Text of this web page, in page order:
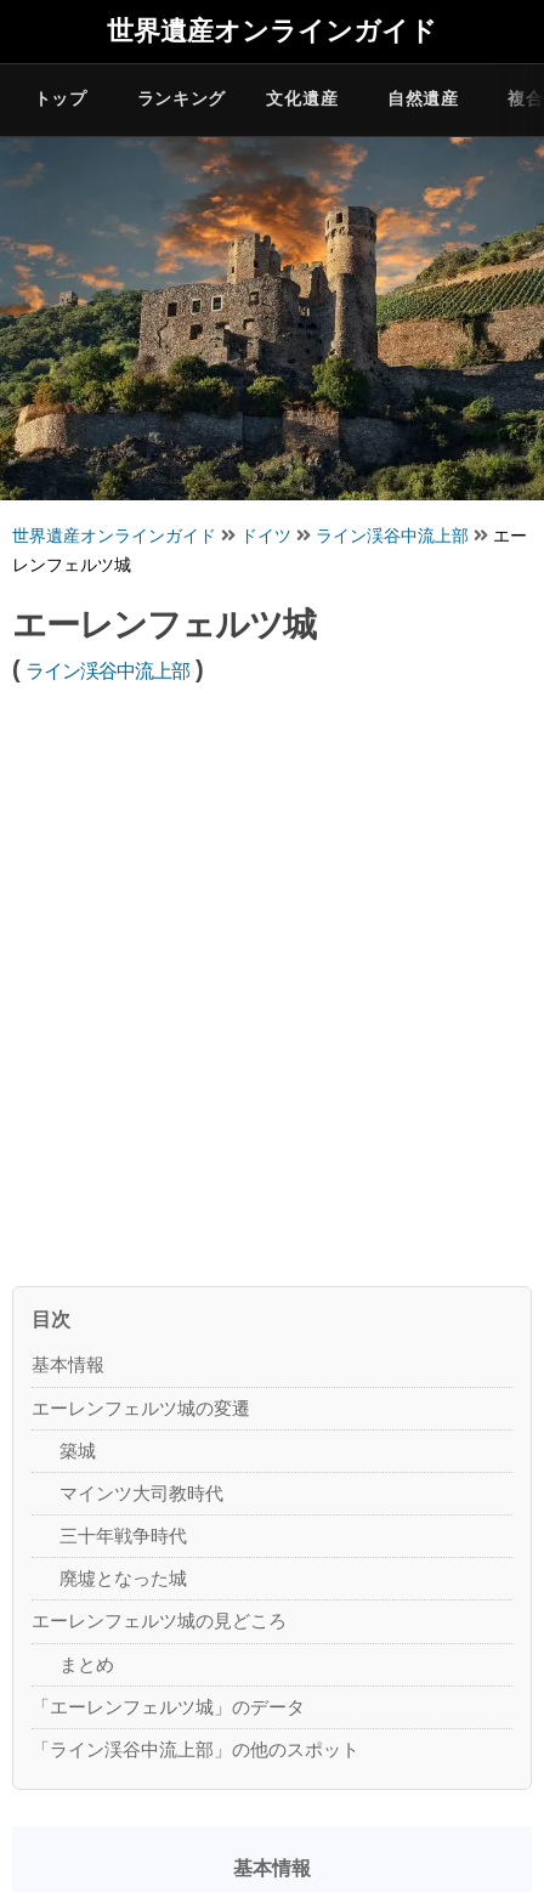
世界遺産オンラインガイド
トップ ランキング 文化遺産 自然遺産 複
世界遺産オンラインガイド ドイツ ライン渓谷中流上部
エー
レンフェルツ城
エーレンフェルツ城
( ライン渓谷中流上部 )
目次
基本情報
エーレンフェルツ城の変遷
築城
マインツ大司教時代
三十年戦争時代
廃墟となった城
エーレンフェルツ城の見どころ
まとめ
「エーレンフェルツ城」のデータ
「ライン渓谷中流上部」の他のスポット
基本情報